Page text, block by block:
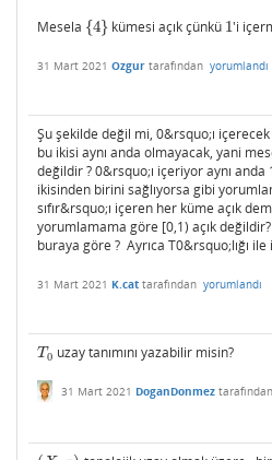
Mesela {4}
{4} kümesi açık çünkü 1
1'i
31 Mart 2021 Ozgur tarafından yorumlandı
Şu şekilde değil mi, 0&rsquo;ı
bu ikisi aynı anda olmayacak, yani
değildir ? 0&rsquo;ı içeriyor aynı
ikisinden birini sağlıyorsa gibi
sıfır&rsquo;ı içeren her küme açık
yorumlamama göre [0,1) açık
buraya göre ? Ayrıca T0&rsquo;lığı
31 Mart 2021 K.cat tarafından yorumlandı
T0
T0 uzay tanımını yazabilir misin?
31 Mart 2021 DoganDonmez tarafından